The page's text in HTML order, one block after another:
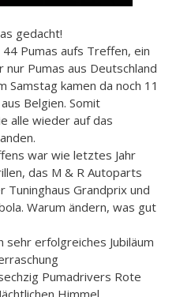
gedacht!
Pumas aufs Treffen, ein
nur Pumas aus Deutschland
Samstag kamen da noch 11
Belgien. Somit
alle wieder auf das
war wie letztes Jahr
das M & R Autoparts
Tuninghaus Grandprix und
Warum ändern, was gut
sehr erfolgreiches Jubiläum
Pumadrivers Rote
Himmel